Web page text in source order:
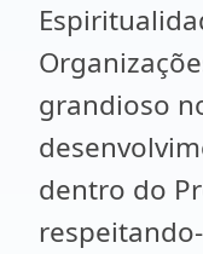
grandioso
dentro do